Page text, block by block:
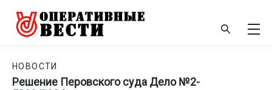
НОВОСТИ
Решение Перовского суда Дело №2-